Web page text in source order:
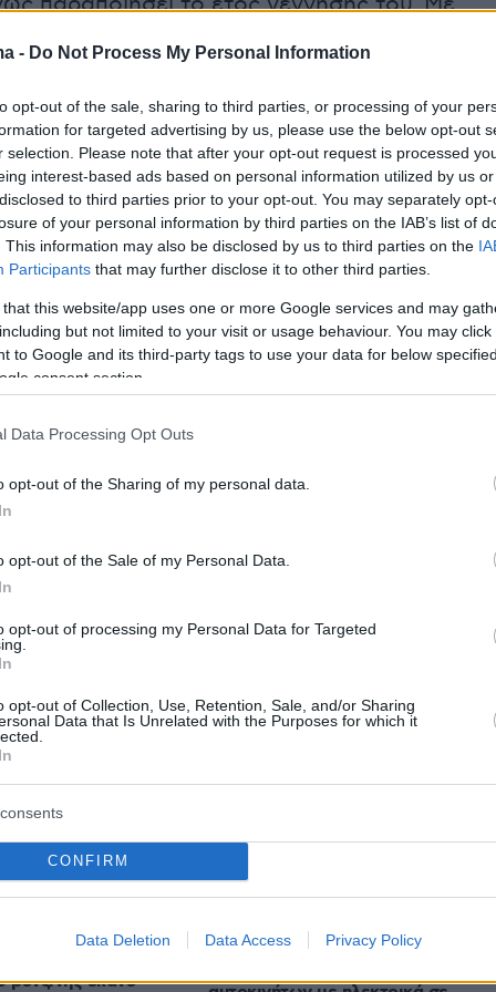
- Do Not Process My Personal Information
opt-out of the sale, sharing to third parties, or processing of your
for targeted advertising by us, please use the below opt-out
selection. Please note that after your opt-out request is processed
interest-based ads based on personal information utilized by us
to third parties prior to your opt-out. You may separately
of your personal information by third parties on the IAB’s list of
This information may also be disclosed by us to third parties on the
Participants that may further disclose it to other third parties.
that this website/app uses one or more Google services and may
but not limited to your visit or usage behaviour. You may
to Google and its third-party tags to use your data for below
consent section.
Data Processing Opt Outs
opt-out of the Sharing of my personal data.
opt-out of the Sale of my Personal Data.
opt-out of processing my Personal Data for Targeted
opt-out of Collection, Use, Retention, Sale, and/or Sharing
Data that Is Unrelated with the Purposes for which it
CONFIRM
Data Deletion Data Access Privacy Policy
ελεύθερη πρόσβαση σε
ποτά.
σταμάτησε στον ανήλικο, καθώς οι αρχές
και στη σύλληψη του πατέρα του, με την
παραμέλησης εποπτείας ανηλίκου.
για το αδίκημα της
ενώ ο γονέας του αντιμετωπίζει τις
κυρώσεις για την πλημμελή φύλαξη του
αναμένεται να υποβληθεί άμεσα
στοProtothema.gr
electric:
βενζίνης έκανε
Η απόλυτη υποκρισία του
πριν 12 λεπτά